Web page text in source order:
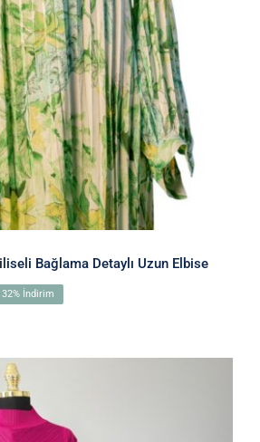
Bağlama Detaylı Uzun Elbise
₺.
32% İndirim